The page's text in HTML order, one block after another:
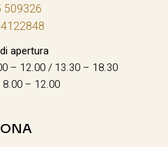
509326
apertura
– 12.00 / 13.30 – 18.30
– 12.00